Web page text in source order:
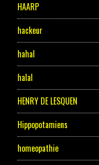
HAARP
hackeur
hahal
halal
HENRY DE LESQUEN
Hippopotamiens
homeopathie